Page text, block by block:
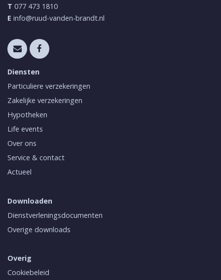
T 077 473 1810
E info@ruud-vanden-brandt.nl
Diensten
Particuliere verzekeringen
Zakelijke verzekeringen
Hypotheken
Life events
Over ons
Service & contact
Actueel
Downloaden
Dienstverleningsdocumenten
Overige downloads
Overig
Cookiebeleid